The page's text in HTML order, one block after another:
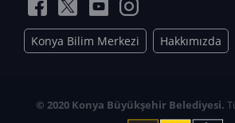
Konya Bilim Merkezi Hakkımızda
© 2020 Konya Büyükşehir Belediyesi.